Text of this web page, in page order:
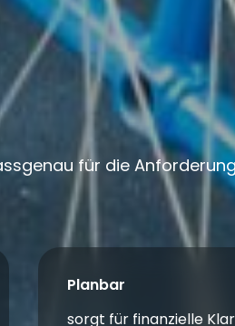
für die
Planbar
sorgt für finanzielle